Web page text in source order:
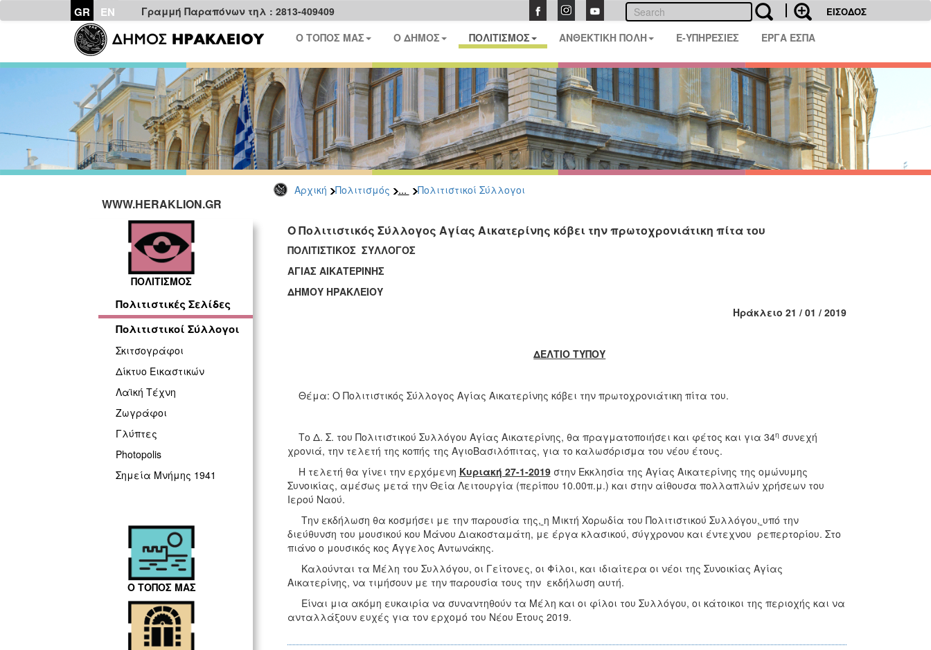
GR EN Γραμμή Παραπόνων τηλ : 2813-409409 ΕΙΣΟΔΟΣ
Ο ΤΟΠΟΣ ΜΑΣ Ο ΔΗΜΟΣ ΠΟΛΙΤΙΣΜΟΣ ΑΝΘΕΚΤΙΚΗ ΠΟΛΗ E-ΥΠΗΡΕΣΙΕΣ ΕΡΓΑ ΕΣΠΑ
Αρχική Πολιτισμός ... Πολιτιστικοί Σύλλογοι
WWW.HERAKLION.GR
ΠΟΛΙΤΙΣΜΟΣ
Πολιτιστικές Σελίδες
Πολιτιστικοί Σύλλογοι
Σκιτσογράφοι
Δίκτυο Εικαστικών
Λαϊκή Τέχνη
Ζωγράφοι
Γλύπτες
Photopolis
Σημεία Μνήμης 1941
Ο ΤΟΠΟΣ ΜΑΣ
Ο Πολιτιστικός Σύλλογος Αγίας Αικατερίνης κόβει την πρωτοχρονιάτικη πίτα του
ΠΟΛΙΤΙΣΤΙΚΟΣ ΣΥΛΛΟΓΟΣ
ΑΓΙΑΣ ΑΙΚΑΤΕΡΙΝΗΣ
ΔΗΜΟΥ ΗΡΑΚΛΕΙΟΥ
Ηράκλειο 21 / 01 / 2019
ΔΕΛΤΙΟ ΤΥΠΟΥ
Θέμα: Ο Πολιτιστικός Σύλλογος Αγίας Αικατερίνης κόβει την πρωτοχρονιάτικη πίτα του.
Το Δ. Σ. του Πολιτιστικού Συλλόγου Αγίας Αικατερίνης, θα πραγματοποιήσει και φέτος και για 34η συνεχή
χρονιά, την τελετή της κοπής της ΑγιοΒασιλόπιτας, για το καλωσόρισμα του νέου έτους.
Η τελετή θα γίνει την ερχόμενη Κυριακή 27-1-2019στην Εκκλησία της Αγίας Αικατερίνης της ομώνυμης
Συνοικίας, αμέσως μετά την Θεία Λειτουργία (περίπου 10.00π.μ.) και στην αίθουσα πολλαπλών χρήσεων του
Ιερού Ναού.
Την εκδήλωση θα κοσμήσει με την παρουσία της, η Μικτή Χορωδία του Πολιτιστικού Συλλόγου, υπό την
διεύθυνση του μουσικού κου Μάνου Διακοσταμάτη, με έργα κλασικού, σύγχρονου και έντεχνου ρεπερτορίου. Στο
πιάνο ο μουσικός κος Άγγελος Αντωνάκης.
Καλούνται τα Μέλη του Συλλόγου, οι Γείτονες, οι Φίλοι, και ιδιαίτερα οι νέοι της Συνοικίας Αγίας
Αικατερίνης, να τιμήσουν με την παρουσία τους την εκδήλωση αυτή.
Είναι μια ακόμη ευκαιρία να συναντηθούν τα Μέλη και οι φίλοι του Συλλόγου, οι κάτοικοι της περιοχής και να
ανταλλάξουν ευχές για τον ερχομό του Νέου Έτους 2019.